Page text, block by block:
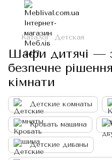
Каталог Детская
Шафи дитячі —
безпечне
кімнати
Детские комнаты
Кровать машина
Детские диваны